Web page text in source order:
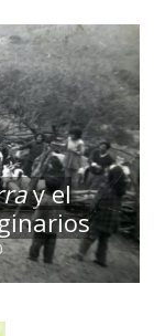
y el